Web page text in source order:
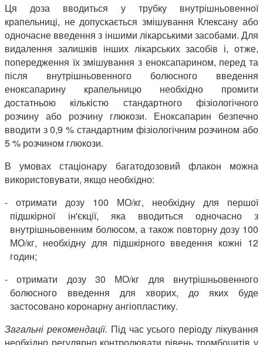
Ця доза вводиться у трубку внутрішньовенної
крапельниці, не допускається змішування Клексану або
одночасне введення з іншими лікарськими засобами. Для
видалення залишків інших лікарських засобів і, отже,
попередження їх змішування з еноксапарином, перед та
після внутрішньовенного болюсного введення
еноксапарину крапельницю необхідно промити
достатньою кількістю стандартного фізіологічного
розчину або розчину глюкози. Еноксапарин безпечно
вводити з 0,9 % стандартним фізіологічним розчином або
5 % розчином глюкози.
В умовах стаціонару багатодозовий флакон можна
використовувати, якщо необхідно:
- отримати дозу 100 МО/кг, необхідну для першої
підшкірної ін'єкції, яка вводиться одночасно з
внутрішньовенним болюсом, а також повторну дозу 100
МО/кг, необхідну для підшкірного введення кожні 12
годин;
- отримати дозу 30 МО/кг для внутрішньовенного
болюсного введення для хворих, до яких буде
застосовано коронарну ангіопластику.
Загальні рекомендації. Під час усього періоду лікування
необхідно регулярно контролювати рівень тромбоцитів у